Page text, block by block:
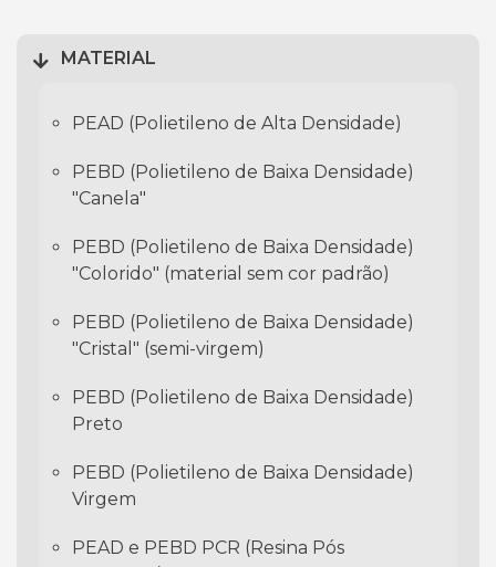
MATERIAL
PEAD (Polietileno de Alta Densidade)
PEBD (Polietileno de Baixa Densidade)
"Canela"
PEBD (Polietileno de Baixa Densidade)
"Colorido" (material sem cor padrão)
PEBD (Polietileno de Baixa Densidade)
"Cristal" (semi-virgem)
PEBD (Polietileno de Baixa Densidade)
Preto
PEBD (Polietileno de Baixa Densidade)
Virgem
PEAD e PEBD PCR (Resina Pós